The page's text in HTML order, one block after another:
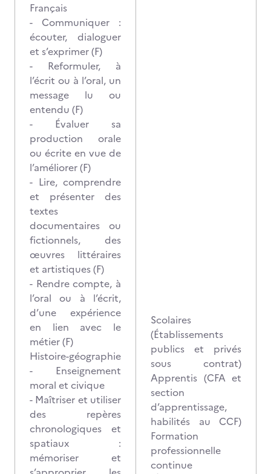
Français
- Communiquer :
écouter, dialoguer
et s’exprimer (F)
- Reformuler, à
l’écrit ou à l’oral, un
message lu ou
entendu (F)
- Évaluer sa
production orale
ou écrite en vue de
l’améliorer (F)
- Lire, comprendre
et présenter des
textes
documentaires ou
fictionnels, des
œuvres littéraires
et artistiques (F)
- Rendre compte, à
l’oral ou à l’écrit,
d’une expérience
en lien avec le
métier (F)
Histoire-géographie
- Enseignement
moral et civique
- Maîtriser et utiliser
des repères
chronologiques et
spatiaux :
mémoriser et
Scolaires
(Établissements
publics et privés
sous contrat)
Apprentis (CFA et
section
d’apprentissage,
habilités au CCF)
Formation
professionnelle
continue